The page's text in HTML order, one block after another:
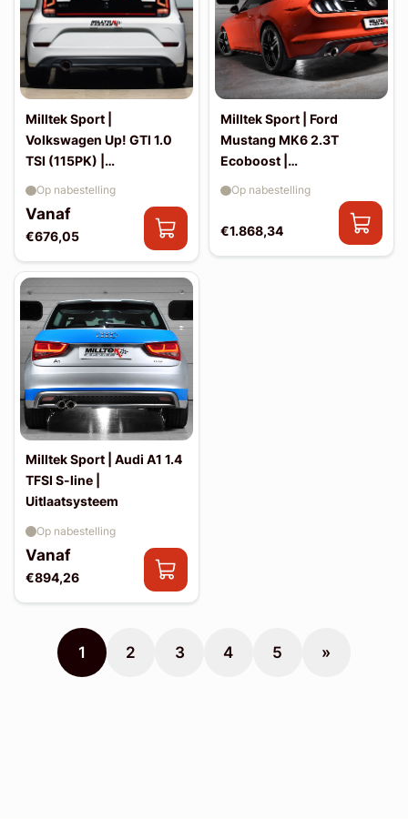
Milltek Sport |
Volkswagen Up! GTI 1.0
TSI (115PK) |
Vanaf
€676,05
Op nabestelling
Milltek Sport | Ford
Mustang MK6 2.3T
Ecoboost |
€1.868,34
Op nabestelling
Milltek Sport | Audi A1 1.4
TFSI S-line |
Uitlaatsysteem
Vanaf
€894,26
Op nabestelling
1 2 3 4 5 »